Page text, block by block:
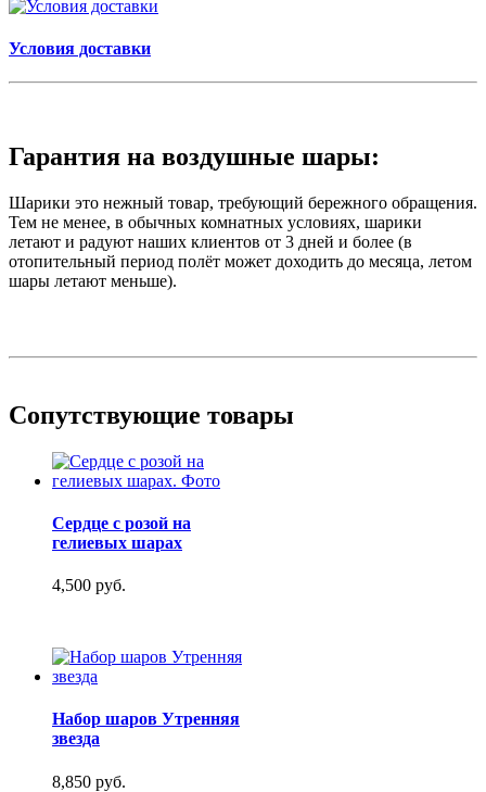
Условия доставки
Гарантия на воздушные шары:
Шарики это нежный товар, требующий бережного обращения.
Тем не менее, в обычных комнатных условиях, шарики
летают и радуют наших клиентов от 3 дней и более (в
отопительный период полёт может доходить до месяца, летом
шары летают меньше).
Сопутствующие товары
Сердце с розой на
гелиевых шарах
4,500 руб.
Набор шаров Утренняя
звезда
8,850 руб.